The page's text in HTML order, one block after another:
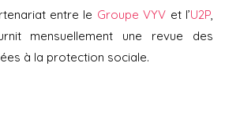
entre le Groupe VYV et l’U2P,
mensuellement une revue des
à la protection sociale.